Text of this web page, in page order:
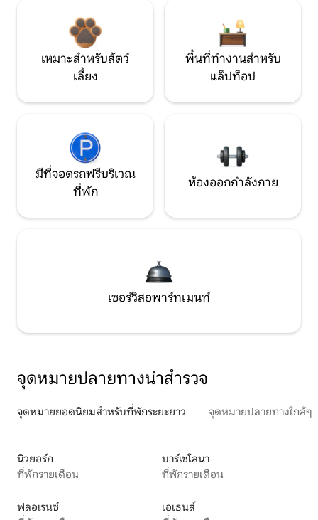
เหมาะสำหรับสัตว์
เลี้ยง
พื้นที่ทำงานสำหรับ
แล็ปท็อป
มีที่จอดรถฟรีบริเวณ
ที่พัก
ห้องออกกำลังกาย
เซอร์วิสอพาร์ทเมนท์
จุดหมายปลายทางน่าสำรวจ
จุดหมายยอดนิยมสำหรับที่พักระยะยาว จุดหมายปลายทางใกล้ๆ
นิวยอร์ก
ที่พักรายเดือน
บาร์เซโลนา
ที่พักรายเดือน
ฟลอเรนซ์
เอเธนส์